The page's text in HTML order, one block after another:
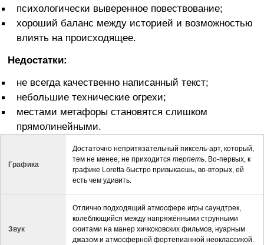
психологически выверенное повествование;
хороший баланс между историей и возможностью
влиять на происходящее.
Недостатки:
не всегда качественно написанный текст;
небольшие технические огрехи;
местами метафоры становятся слишком
прямолинейными.
Графика
Достаточно непритязательный пиксель-арт, который,
тем не менее, не приходится терпеть . Во-первых, к
графике Loretta быстро привыкаешь, во-вторых, ей
есть чем удивить.
Звук
Отлично подходящий атмосфере игры саундтрек,
колеблющийся между напряжёнными струнными
сюитами на манер хичкоковских фильмов, нуарным
джазом и атмосферной фортепианной неоклассикой.